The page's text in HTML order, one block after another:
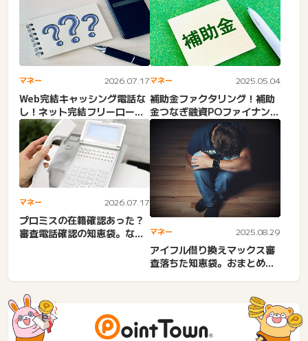
い・審査結果が来ない原
因。...
ま...
マネー 2026.07.17
Web完結キャッシング電話な
し！ネット完結フリーローン
は？即日融資・中小消費者...
マネー 2025.05.04
補助金ファクタリング！補助
金つなぎ融資POファイナンス
との違い・デメリット。助...
マネー 2026.07.17
プロミスの在籍確認あった？
審査電話確認の知恵袋。なか
マネー 2025.08.29
アイフル借り換えマックス審
査落ちた知恵袋。おまとめロ